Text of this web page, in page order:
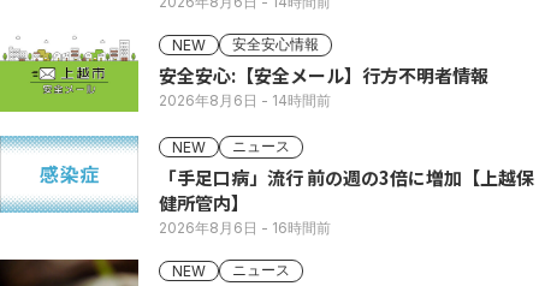
NEW 安全安心情報
安全安心:【安全メール】行方不明者情報
2026年8月6日 - 14時間前
NEW ニュース
「手足口病」流行 前の週の3倍に増加【上越保
健所管内】
2026年8月6日 - 16時間前
NEW ニュース